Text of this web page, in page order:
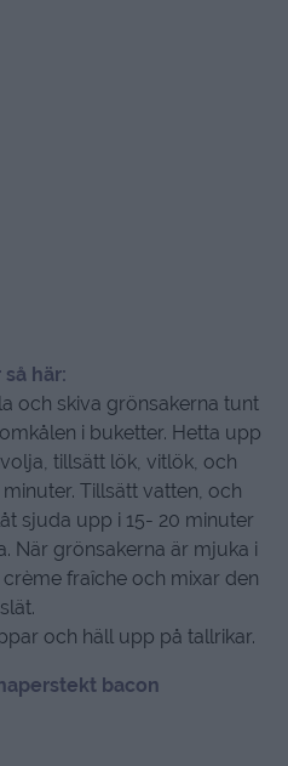
så här:
och skiva grönsakerna tunt
i buketter. Hetta upp
tillsätt lök, vitlök, och
Tillsätt vatten, och
sjuda upp i 15- 20 minuter
När grönsakerna är mjuka i
fraîche och mixar den
slät.
och häll upp på tallrikar.
bacon